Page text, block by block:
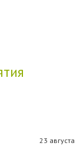
23 августа